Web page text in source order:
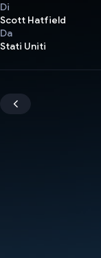
Di
Scott Hatfield
Da
Stati Uniti